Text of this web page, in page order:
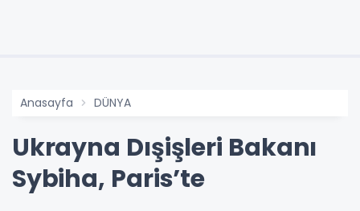
Anasayfa DÜNYA
Ukrayna Dışişleri Bakanı
Sybiha, Paris’te